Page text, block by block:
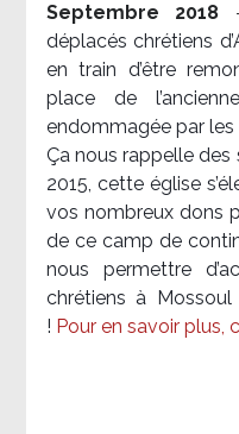
Septembre 2018
déplacés chrétiens
en train d’être
place de
endommagée par
Ça nous rappelle des
2015, cette église
vos nombreux dons
de ce camp de
nous permettre
chrétiens à
! Pour en savoir plus,